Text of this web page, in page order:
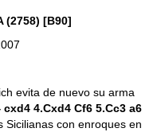
(2758) [B90]
evita de nuevo su arma
cxd4 4.Cxd4 Cf6 5.Cc3 a6
Sicilianas con enroques en